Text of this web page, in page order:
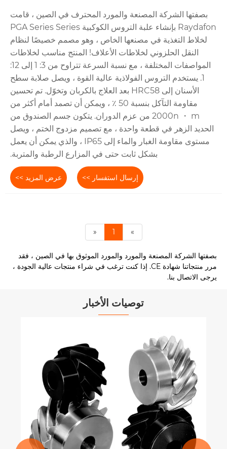
بصفتها الشركة المصنعة والمورد المحترف في الصين ، قامت
Raydafon بإنشاء علبة التروس الكوكبية PGA Series Series
لخلاط التغذية في مصنعها الخاص ، وهو مصمم خصيصًا لنظام
النقل الحلزوني لخلاطات الأعلاف! المنتج مناسب لخلاطات
المواصفات المختلفة ، مع نسبة السرعة تتراوح من 3: 1 إلى 12:
1. يستخدم التروس الفولاذية عالية القوة ، ويصل صلابة سطح
الأسنان إلى HRC58 بعد العلاج بالكربان وتخوّل. تم تحسين
مقاومة التآكل بنسبة 50 ٪ ، ويمكن أن تصمد أمام أكثر من
2000n ・ m من عزم الدوران. يتكون جسم الصندوق من
الحديد الزهر في قطعة واحدة ، مع تصميم مزدوج الختم ، ويصل
مستوى مقاومة الغبار والماء إلى IP65 ، والذي يمكن أن يعمل
بشكل ثابت حتى في المزارع الرطبة والمتربة.
عرض المزيد >> إرسال استفسار >>
« 1 »
بصفتها الشركة المصنعة والمورد والمورد الموثوق بها في الصين ، فقد
مرر منتجاتنا شهادة CE. إذا كنت ترغب في شراء منتجات عالية الجودة ،
يرجى الاتصال بنا.
توصيات الأخبار
كيف تؤثر ظروف
علبة التروس الدودية
عرض المزيد >>